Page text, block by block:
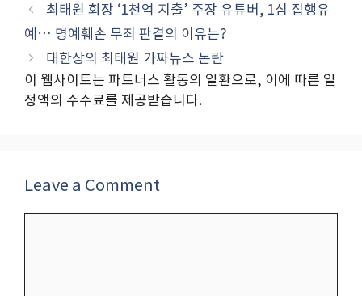
최태원 회장 ‘1천억 지출’ 주장 유튜버, 1심 집행유
예… 명예훼손 무죄 판결의 이유는?
대한상의 최태원 가짜뉴스 논란
이 웹사이트는 파트너스 활동의 일환으로, 이에 따른 일
정액의 수수료를 제공받습니다.
Leave a Comment